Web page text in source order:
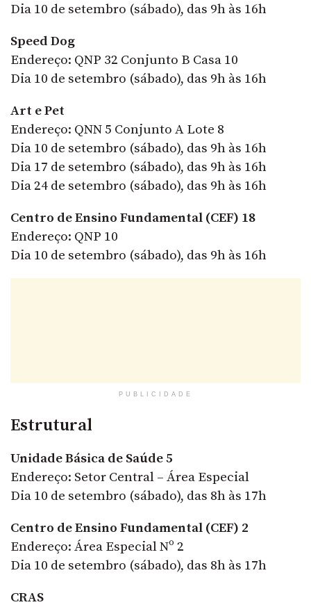
Dia 10 de setembro (sábado), das 9h às 16h
Speed Dog
Endereço: QNP 32 Conjunto B Casa 10
Dia 10 de setembro (sábado), das 9h às 16h
Art e Pet
Endereço: QNN 5 Conjunto A Lote 8
Dia 10 de setembro (sábado), das 9h às 16h
Dia 17 de setembro (sábado), das 9h às 16h
Dia 24 de setembro (sábado), das 9h às 16h
Centro de Ensino Fundamental (CEF) 18
Endereço: QNP 10
Dia 10 de setembro (sábado), das 9h às 16h
PUBLICIDADE
Estrutural
Unidade Básica de Saúde 5
Endereço: Setor Central – Área Especial
Dia 10 de setembro (sábado), das 8h às 17h
Centro de Ensino Fundamental (CEF) 2
Endereço: Área Especial Nº 2
Dia 10 de setembro (sábado), das 8h às 17h
CRAS